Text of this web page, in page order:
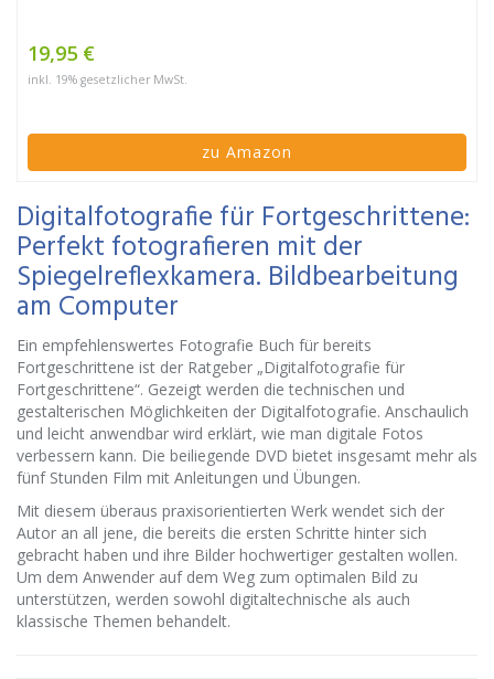
19,95 €
inkl. 19% gesetzlicher MwSt.
zu Amazon
Digitalfotografie für Fortgeschrittene:
Perfekt fotografieren mit der
Spiegelreflexkamera. Bildbearbeitung
am Computer
Ein empfehlenswertes Fotografie Buch für bereits
Fortgeschrittene ist der Ratgeber „Digitalfotografie für
Fortgeschrittene“. Gezeigt werden die technischen und
gestalterischen Möglichkeiten der Digitalfotografie. Anschaulich
und leicht anwendbar wird erklärt, wie man digitale Fotos
verbessern kann. Die beiliegende DVD bietet insgesamt mehr als
fünf Stunden Film mit Anleitungen und Übungen.
Mit diesem überaus praxisorientierten Werk wendet sich der
Autor an all jene, die bereits die ersten Schritte hinter sich
gebracht haben und ihre Bilder hochwertiger gestalten wollen.
Um dem Anwender auf dem Weg zum optimalen Bild zu
unterstützen, werden sowohl digitaltechnische als auch
klassische Themen behandelt.